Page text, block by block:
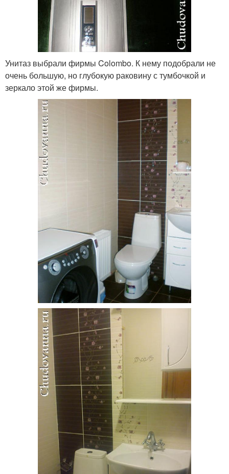
Унитаз выбрали фирмы Colombo. К нему подобрали не
очень большую, но глубокую раковину с тумбочкой и
зеркало этой же фирмы.